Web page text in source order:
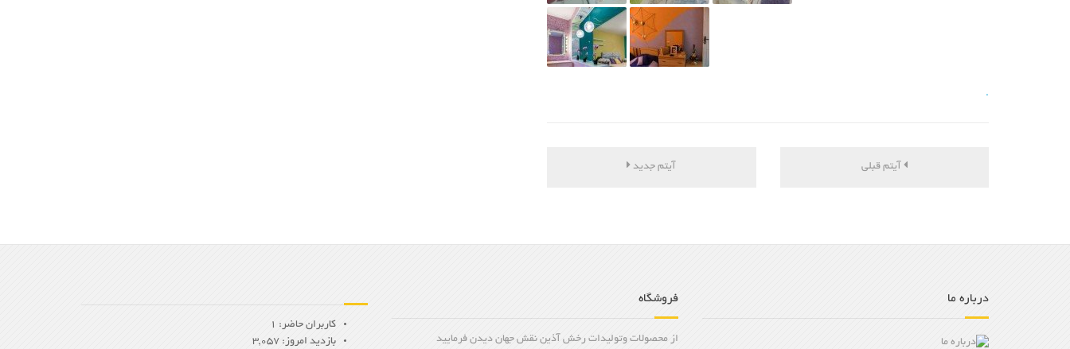
.
آیتم قبلی آیتم جدید
درباره ما فروشگاه
از محصولات وتولیدات رخش آذین نقش جهان دیدن فرمایید
کاربران حاضر: 1
بازدید امروز: 3,057